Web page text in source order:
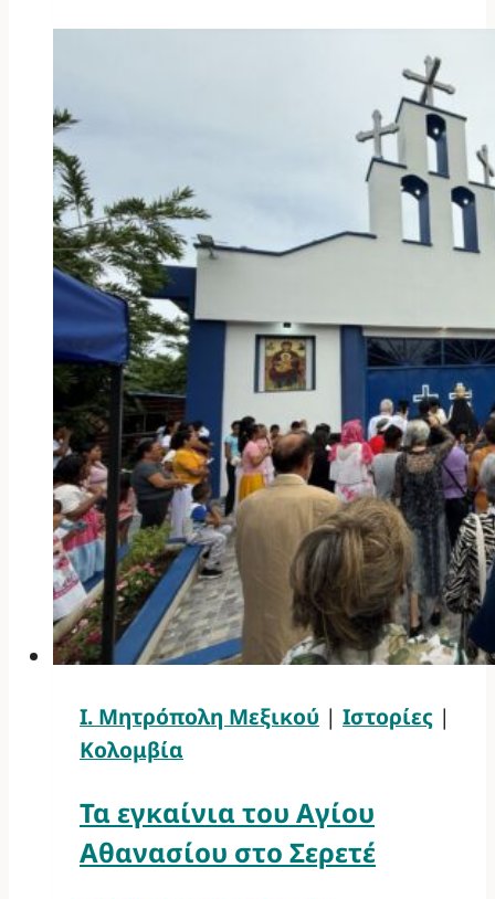
Ι. Μητρόπολη Μεξικού | Ιστορίες |
Κολομβία
Τα εγκαίνια του Αγίου
Αθανασίου στο Σερετέ